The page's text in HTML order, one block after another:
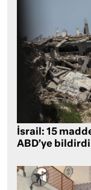
İsrail: 15
ABD’ye